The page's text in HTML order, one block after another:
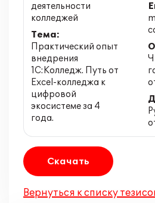
деятельности
колледжей
Тема:
Практический опыт
внедрения
1С:Колледж. Путь от
Excel-колледжа к
цифровой
экосистеме за 4
года.
Скачать
Вернуться к списку